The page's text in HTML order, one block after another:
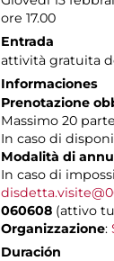
ore 17.00
Entrada
attività gratuita
Informaciones
Prenotazione
Massimo 20
In caso di
Modalità di
In caso di
060608 (attivo
Organizzazione:
Duración